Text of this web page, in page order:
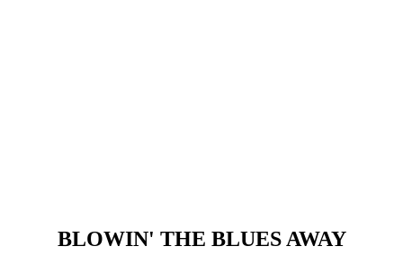
BLOWIN' THE BLUES AWAY